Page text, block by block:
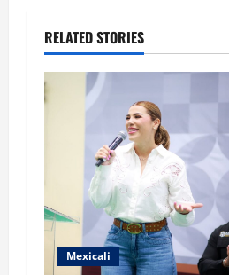
o
n
RELATED STORIES
Mexicali